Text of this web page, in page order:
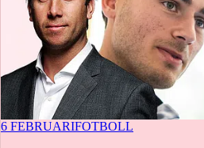
6 FEBRUARIFOTBOLL